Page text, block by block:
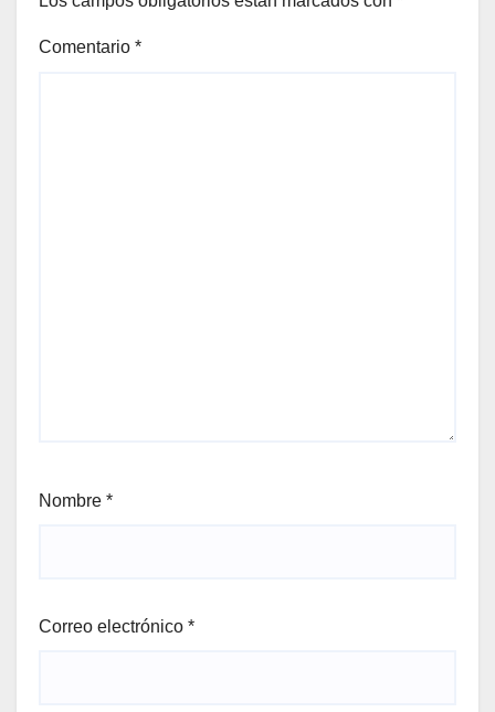
Comentario *
Nombre *
Correo electrónico *